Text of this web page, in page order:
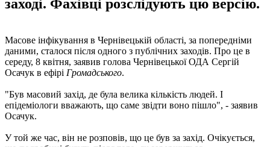
заході. Фахівці розслідують цю версію.
Масове інфікування в Чернівецькій області, за попередніми
даними, сталося після одного з публічних заходів. Про це в
середу, 8 квітня, заявив голова Чернівецької ОДА Сергій
Осачук в ефірі Громадського.
"Був масовий захід, де була велика кількість людей. І
епідеміологи вважають, що саме звідти воно пішло", - заявив
Осачук.
У той же час, він не розповів, що це був за захід. Очікується,